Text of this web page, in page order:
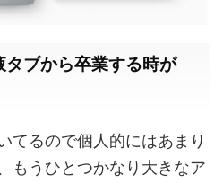
タブから卒業する時が
てるので個人的にはあまり
もうひとつかなり大きなア